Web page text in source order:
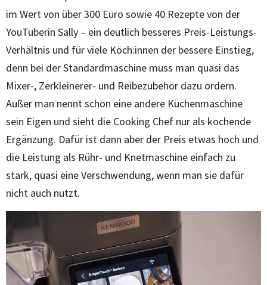
im Wert von über 300 Euro sowie 40 Rezepte von der
YouTuberin Sally – ein deutlich besseres Preis-Leistungs-
Verhältnis und für viele Köch:innen der bessere Einstieg,
denn bei der Standardmaschine muss man quasi das
Mixer-, Zerkleinerer- und Reibezubehör dazu ordern.
Außer man nennt schon eine andere Küchenmaschine
sein Eigen und sieht die Cooking Chef nur als kochende
Ergänzung. Dafür ist dann aber der Preis etwas hoch und
die Leistung als Rühr- und Knetmaschine einfach zu
stark, quasi eine Verschwendung, wenn man sie dafür
nicht auch nutzt.